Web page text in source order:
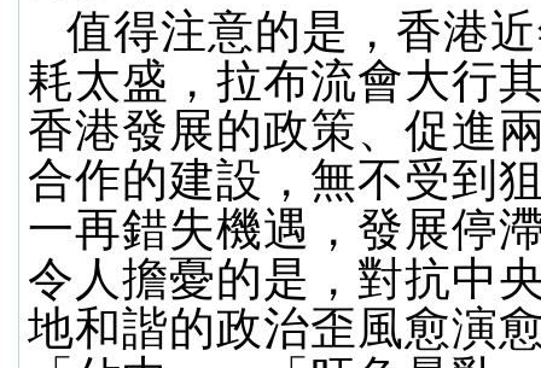
值得注意的是，香港
耗太盛，拉布流會大行
香港發展的政策、促進
合作的建設，無不受到
一再錯失機遇，發展停
令人擔憂的是，對抗中
地和諧的政治歪風愈演